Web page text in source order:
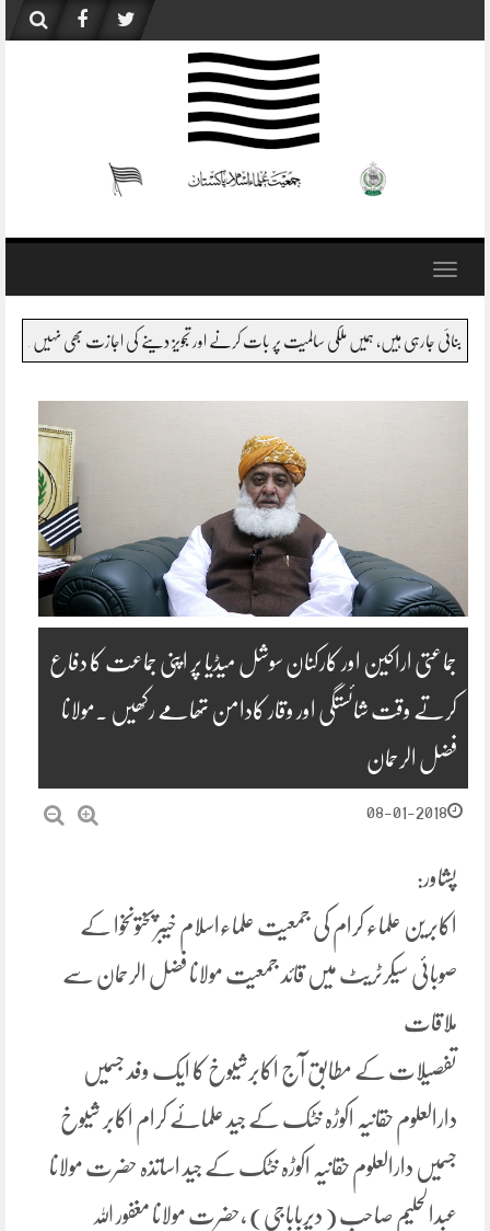
content
Toggle
اعظم صاحب کو اگر بتایا جائے قبائل یا اس سے متصل اضلاع اور بلوچستان
جماعتی اراکین اور کارکنان سوشل میڈیا پر اپنی جماعت کا دفاع
کرتے وقت شائستگی اور وقار کادامن تھامے رکھیں ۔مولانا
فضل الرحمان
08-01-2018
پشاور:
اکابرین علماء کرام کی جمعیت علماءاسلام خیبرپختونخوا کے
صوبائی سیکرٹریٹ میں قائد جمعیت مولانا فضل الرحمان سے
ملاقات
تفصیلات کے مطابق آج اکابرشیوخ کا ایک وفد جسمیں
دارالعلوم حقانیہ اکوڑہ خٹک کے جید علمائے کرام اکابر شیوخ
جسمیں دارالعلوم حقانیہ اکوڑہ خٹک کے جید اساتذہ حضرت مولانا
عبدالحلیم صاحب ( دیرباباجی) ،حضرت مولانا مغفور اللہ